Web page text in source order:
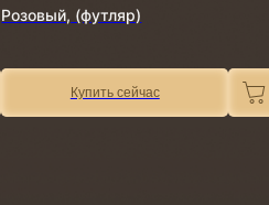
Розовый, (футляр)
Купить сейчас